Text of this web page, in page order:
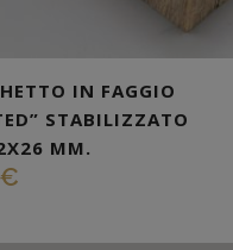
IN FAGGIO
STABILIZZATO
MM.
€